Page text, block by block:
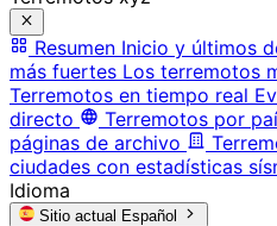
Resumen Inicio y últimos
más fuertes Los terremotos
Terremotos en tiempo real
directo
Terremotos por
páginas de archivo
ciudades con estadísticas
Idioma
Sitio actual Español